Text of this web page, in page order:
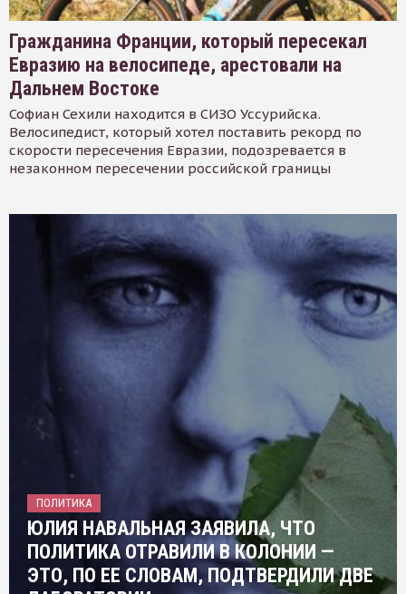
Гражданина Франции, который пересекал
Евразию на велосипеде, арестовали на
Дальнем Востоке
Софиан Сехили находится в СИЗО Уссурийска.
Велосипедист, который хотел поставить рекорд по
скорости пересечения Евразии, подозревается в
незаконном пересечении российской границы
ПОЛИТИКА
ЮЛИЯ НАВАЛЬНАЯ ЗАЯВИЛА, ЧТО
ПОЛИТИКА ОТРАВИЛИ В КОЛОНИИ —
ЭТО, ПО ЕЕ СЛОВАМ, ПОДТВЕРДИЛИ ДВЕ